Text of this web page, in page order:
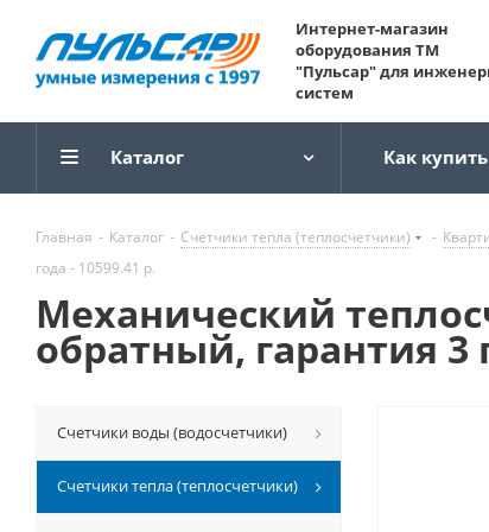
Интернет-магазин
оборудования ТМ
"Пульсар" для
систем
Каталог Как купить
Главная - Каталог - Счетчики тепла (теплосчетчики) -
года - 10599.41 р.
Механический
обратный, гарантия 3
Счетчики воды (водосчетчики)
Счетчики тепла (теплосчетчики)